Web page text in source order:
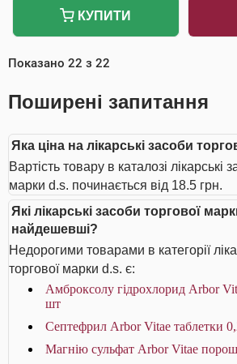
КУПИТИ
Показано 22 з 22
Поширені запитання
Яка ціна на лікарські засоби
Вартість товару в каталозі лікарські
марки d.s. починається від 18.5 грн.
Які лікарські засоби торгової
найдешевші?
Недорогими товарами в категорії
торгової марки d.s. є:
Амброксолу гідрохлорид Arbor
шт
Септефрил Arbor Vitae таблетки
Магнію сульфат Arbor Vitae